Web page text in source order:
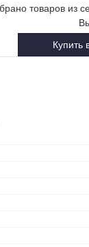
товаров из
Купить